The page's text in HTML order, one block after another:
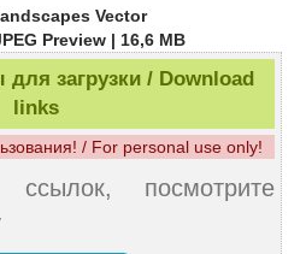
Vector
Preview | 16,6 MB
загрузки / Download
links
/ For personal use only!
посмотрите